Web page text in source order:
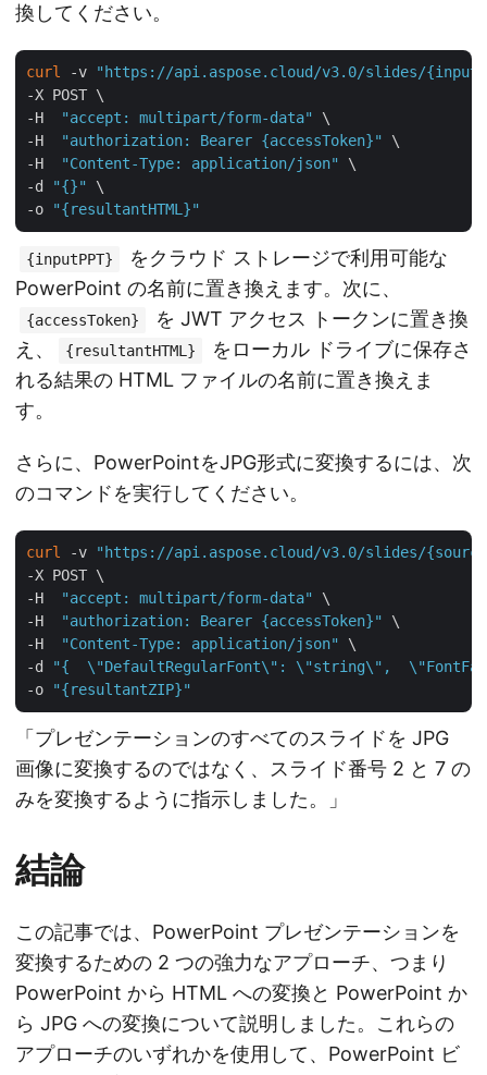
換してください。
curl -v
"https://api.aspose.cloud/v3.0/slides/
-X POST \
-H
"accept: multipart/form-data"
\
-H
"authorization: Bearer {accessToken}"
\
-H
"Content-Type: application/json"
\
-d
"{}"
\
-o
"{resultantHTML}"
{inputPPT}
をクラウド ストレージで利用可能な
PowerPoint の名前に置き換えます。次に、
{accessToken}
を JWT アクセス トークンに置き換
え、
{resultantHTML}
をローカル ドライブに保存さ
れる結果の HTML ファイルの名前に置き換えま
す。
さらに、PowerPointをJPG形式に変換するには、次
のコマンドを実行してください。
curl -v
"https://api.aspose.cloud/v3.0/slides/
-X POST \
-H
"accept: multipart/form-data"
\
-H
"authorization: Bearer {accessToken}"
\
-H
"Content-Type: application/json"
\
-d
"{  \"DefaultRegularFont\": \"string\",
-o
"{resultantZIP}"
「プレゼンテーションのすべてのスライドを JPG
画像に変換するのではなく、スライド番号 2 と 7 の
みを変換するように指示しました。」
結論
この記事では、PowerPoint プレゼンテーションを
変換するための 2 つの強力なアプローチ、つまり
PowerPoint から HTML への変換と PowerPoint か
ら JPG への変換について説明しました。これらの
アプローチのいずれかを使用して、PowerPoint ビ